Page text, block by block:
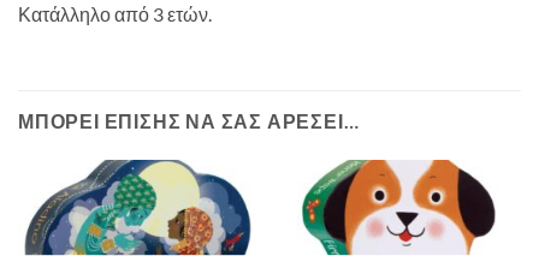
Κατάλληλο από 3 ετών.
ΜΠΟΡΕΊ ΕΠΊΣΗΣ ΝΑ ΣΑΣ ΑΡΈΣΕΙ…